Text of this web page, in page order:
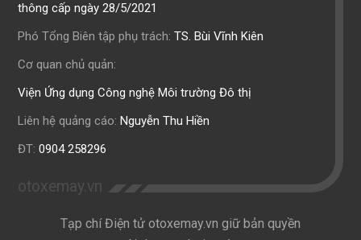
thông cấp ngày 28/5/2021
Phó Tổng Biên tập phụ trách: TS. Bùi Vĩnh Kiên
Cơ quan chủ quản:
Viện Ứng dụng Công nghệ Môi trường Đô thị
Liên hệ quảng cáo: Nguyễn Thu Hiền
ĐT: 0904 258296
otoxemay.vn
Tạp chí Điện tử otoxemay.vn giữ bản quyền